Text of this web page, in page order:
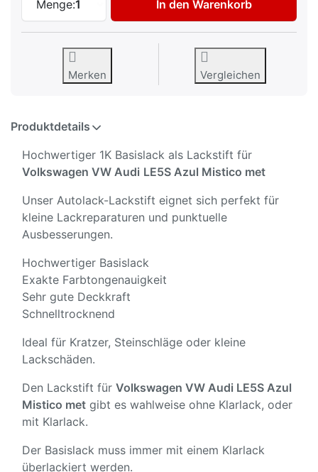
Menge:1 In den Warenkorb
Merken Vergleichen
Produktdetails
Hochwertiger 1K Basislack als Lackstift für
Volkswagen VW Audi LE5S Azul Mistico met
Unser Autolack-Lackstift eignet sich perfekt für
kleine Lackreparaturen und punktuelle
Ausbesserungen.
Hochwertiger Basislack
Exakte Farbtongenauigkeit
Sehr gute Deckkraft
Schnelltrocknend
Ideal für Kratzer, Steinschläge oder kleine
Lackschäden.
Den Lackstift für Volkswagen VW Audi LE5S Azul
Mistico met gibt es wahlweise ohne Klarlack, oder
mit Klarlack.
Der Basislack muss immer mit einem Klarlack
überlackiert werden.